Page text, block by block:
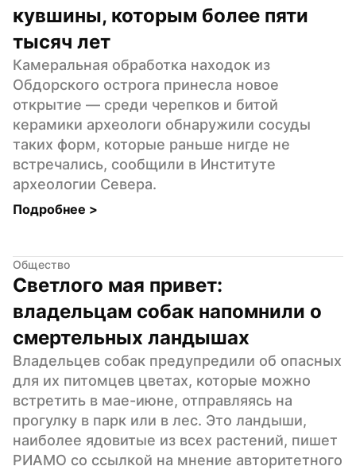
кувшины, которым более пяти
тысяч лет
Камеральная обработка находок из
Обдорского острога принесла новое
открытие — среди черепков и битой
керамики археологи обнаружили сосуды
таких форм, которые раньше нигде не
встречались, сообщили в Институте
археологии Севера.
Подробнее >
Общество
Светлого мая привет:
владельцам собак напомнили о
смертельных ландышах
Владельцев собак предупредили об опасных
для их питомцев цветах, которые можно
встретить в мае-июне, отправляясь на
прогулку в парк или в лес. Это ландыши,
наиболее ядовитые из всех растений, пишет
РИАМО со ссылкой на мнение авторитетного